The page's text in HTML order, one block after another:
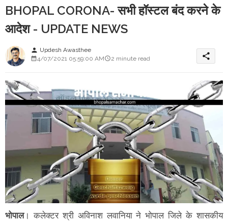
BHOPAL CORONA- सभी हॉस्टल बंद करने के
आदेश - UPDATE NEWS
person Updesh Awasthee
4/07/2021 05:59:00 AM
2 minute read share
भोपाल। कलेक्टर श्री अविनाश लवानिया ने भोपाल जिले के शासकीय